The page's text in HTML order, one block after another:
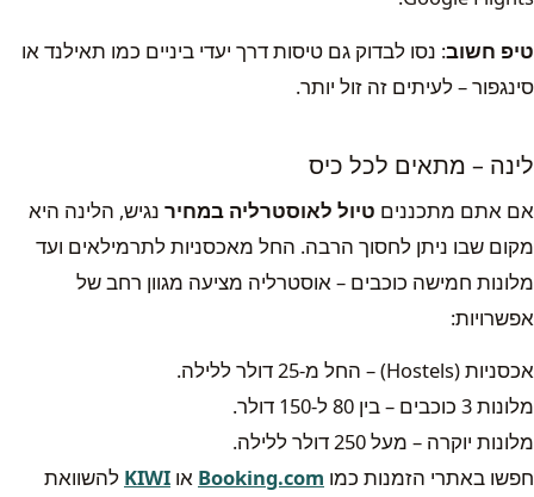
טיפ חשוב: נסו לבדוק גם טיסות דרך יעדי ביניים כמו תאילנד או
סינגפור – לעיתים זה זול יותר.
לינה – מתאים לכל כיס
אם אתם מתכננים טיול לאוסטרליה במחיר נגיש, הלינה היא
מקום שבו ניתן לחסוך הרבה. החל מאכסניות לתרמילאים ועד
מלונות חמישה כוכבים – אוסטרליה מציעה מגוון רחב של
אפשרויות:
אכסניות (Hostels) – החל מ-25 דולר ללילה.
מלונות 3 כוכבים – בין 80 ל-150 דולר.
מלונות יוקרה – מעל 250 דולר ללילה.
חפשו באתרי הזמנות כמו Booking.com או KIWI להשוואת